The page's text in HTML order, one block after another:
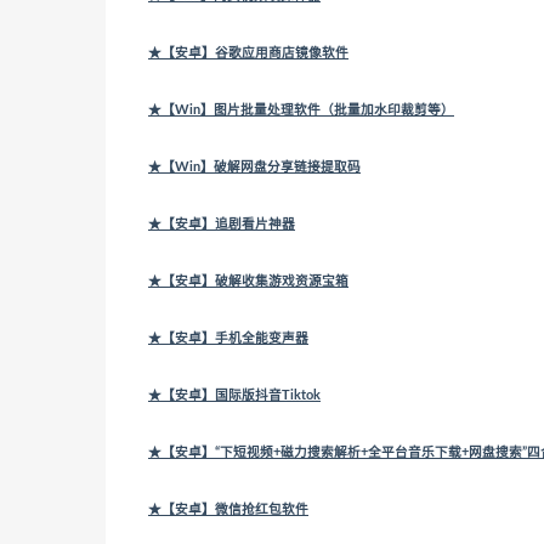
★【安卓】谷歌应用商店镜像软件
★【Win】图片批量处理软件（批量加水印裁剪等）
★【Win】破解网盘分享链接提取码
★【安卓】追剧看片神器
★【安卓】破解收集游戏资源宝箱
★【安卓】手机全能变声器
★【安卓】国际版抖音Tiktok
★【安卓】“下短视频+磁力搜索解析+全平台音乐下载+网盘搜索”四
★【安卓】微信抢红包软件